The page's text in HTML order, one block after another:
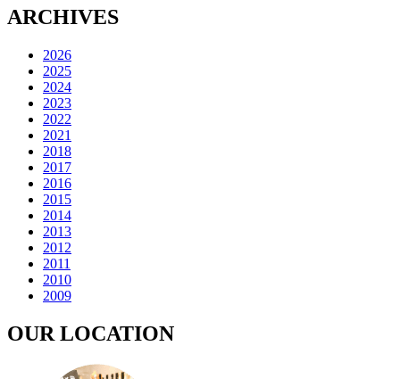
ARCHIVES
2026
2025
2024
2023
2022
2021
2018
2017
2016
2015
2014
2013
2012
2011
2010
2009
OUR LOCATION